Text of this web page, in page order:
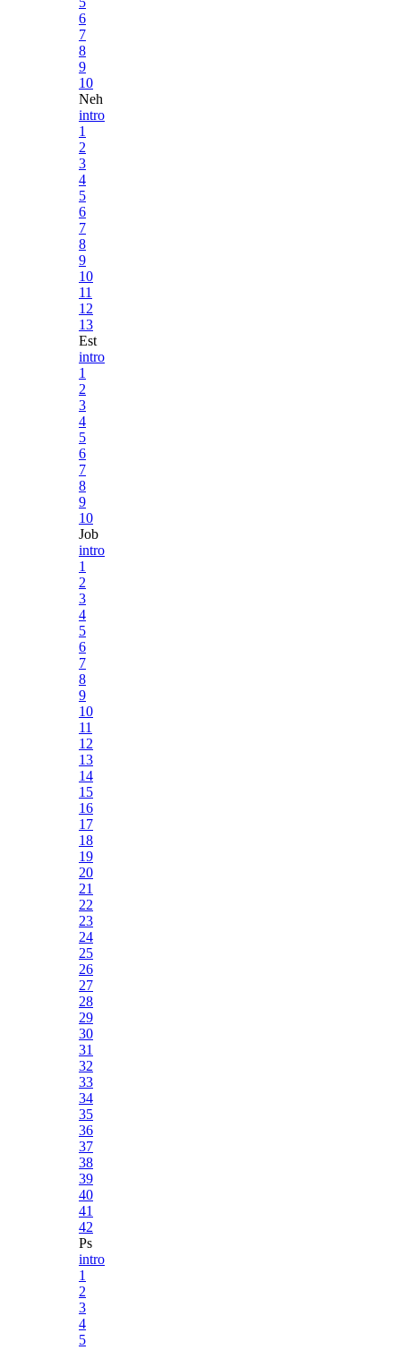
6
7
8
9
10
Neh
intro
1
2
3
4
5
6
7
8
9
10
11
12
13
Est
intro
1
2
3
4
5
6
7
8
9
10
Job
intro
1
2
3
4
5
6
7
8
9
10
11
12
13
14
15
16
17
18
19
20
21
22
23
24
25
26
27
28
29
30
31
32
33
34
35
36
37
38
39
40
41
42
Ps
intro
1
2
3
4
5